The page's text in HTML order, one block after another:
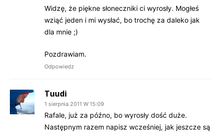
Widzę, że piękne słoneczniki ci wyrosły. Mogłeś
wziąć jeden i mi wysłać, bo trochę za daleko jak
dla mnie ;)
Pozdrawiam.
Odpowiedz
Tuudi
1 sierpnia 2011 W 15:09
Rafale, już za późno, bo wyrosły dość duże.
Następnym razem napisz wcześniej, jak jeszcze są